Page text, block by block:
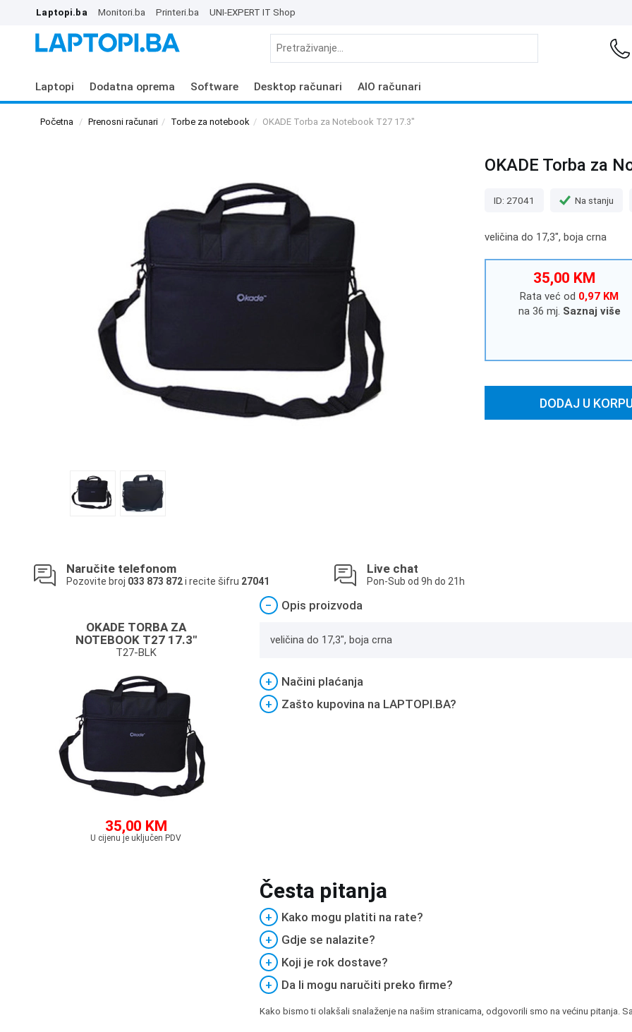
Laptopi.ba Monitori.ba Printeri.ba UNI-EXPERT IT Shop
Laptopi Dodatna oprema Software Desktop računari AIO računari
Početna Prenosni računari Torbe za notebook OKADE Torba za Notebook T27 17.3"
OKADE Torba za
ID: 27041 Na stanju
veličina do 17,3", boja crna
35,00 KM
Rata već od 0,97 KM
na 36 mj. Saznaj više
DODAJ U
Naručite telefonom
Pozovite broj 033 873 872i recite šifru 27041
Live chat
Pon-Sub od 9h do 21h
OKADE TORBA ZA
NOTEBOOK T27 17.3"
T27-BLK
35,00 KM
U cijenu je uključen PDV
− Opis proizvoda
veličina do 17,3", boja crna
+
Načini plaćanja
+
Zašto kupovina na LAPTOPI.BA?
Česta pitanja
+
Kako mogu platiti na rate?
+
Gdje se nalazite?
+
Koji je rok dostave?
+
Da li mogu naručiti preko firme?
Kako bismo ti olakšali snalaženje na našim stranicama, odgovorili smo na većinu pitanja.